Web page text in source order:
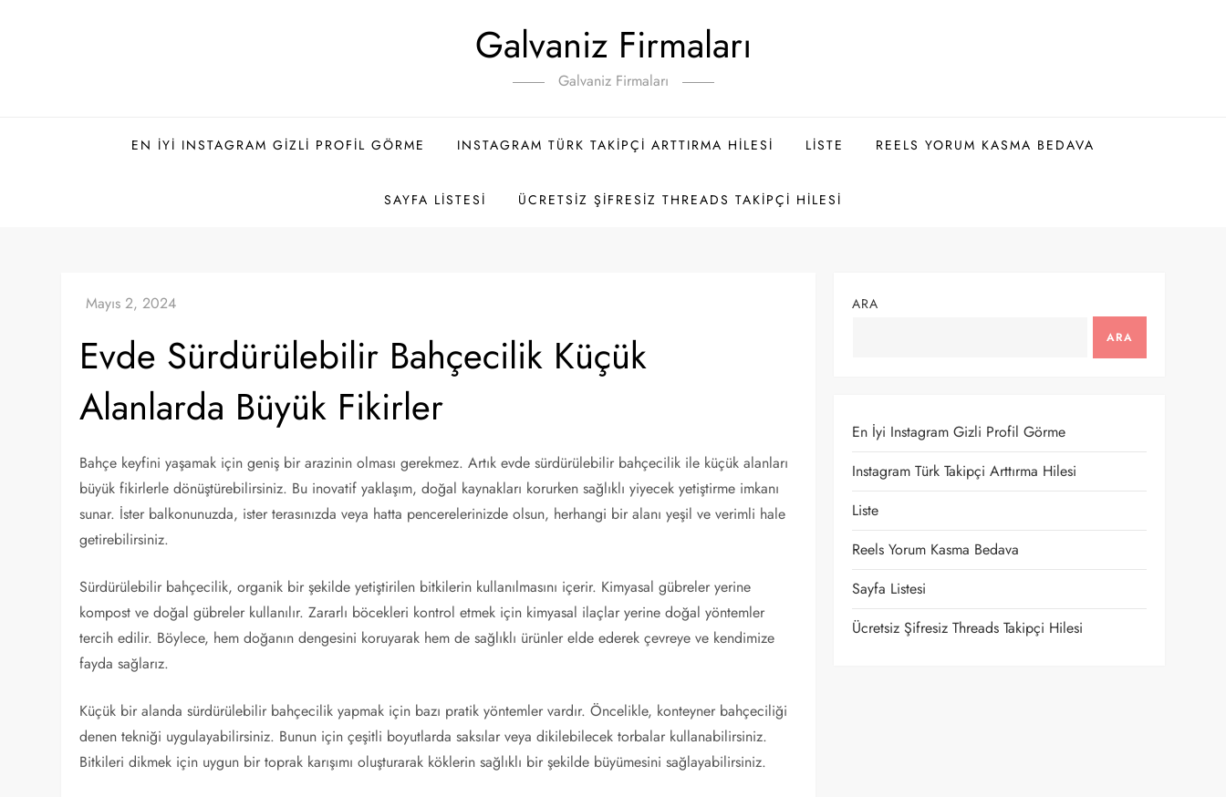
Galvaniz Firmaları
Galvaniz Firmaları
EN İYI INSTAGRAM GIZLI PROFIL GÖRME INSTAGRAM TÜRK TAKIPÇI ARTTIRMA HILESI LISTE REELS YORUM KASMA BEDAVA
SAYFA LISTESI ÜCRETSIZ ŞIFRESIZ THREADS TAKIPÇI HILESI
Evde Sürdürülebilir Bahçecilik Küçük
Alanlarda Büyük Fikirler
Bahçe keyfini yaşamak için geniş bir arazinin olması gerekmez. Artık evde sürdürülebilir bahçecilik ile küçük alanları
büyük fikirlerle dönüştürebilirsiniz. Bu inovatif yaklaşım, doğal kaynakları korurken sağlıklı yiyecek yetiştirme imkanı
sunar. İster balkonunuzda, ister terasınızda veya hatta pencerelerinizde olsun, herhangi bir alanı yeşil ve verimli hale
getirebilirsiniz.
Sürdürülebilir bahçecilik, organik bir şekilde yetiştirilen bitkilerin kullanılmasını içerir. Kimyasal gübreler yerine
kompost ve doğal gübreler kullanılır. Zararlı böcekleri kontrol etmek için kimyasal ilaçlar yerine doğal yöntemler
tercih edilir. Böylece, hem doğanın dengesini koruyarak hem de sağlıklı ürünler elde ederek çevreye ve kendimize
fayda sağlarız.
Küçük bir alanda sürdürülebilir bahçecilik yapmak için bazı pratik yöntemler vardır. Öncelikle, konteyner bahçeciliği
denen tekniği uygulayabilirsiniz. Bunun için çeşitli boyutlarda saksılar veya dikilebilecek torbalar kullanabilirsiniz.
Bitkileri dikmek için uygun bir toprak karışımı oluşturarak köklerin sağlıklı bir şekilde büyümesini sağlayabilirsiniz.
ARA
ARA
En İyi Instagram Gizli Profil Görme
Instagram Türk Takipçi Arttırma Hilesi
Liste
Reels Yorum Kasma Bedava
Sayfa Listesi
Ücretsiz Şifresiz Threads Takipçi Hilesi